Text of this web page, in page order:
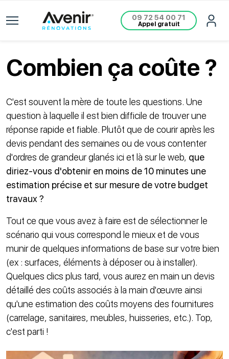
09 72 54 00 71
Appel gratuit
Combien ça coûte ?
C'est souvent la mère de toute les questions. Une
question à laquelle il est bien difficile de trouver une
réponse rapide et fiable. Plutôt que de courir après les
devis pendant des semaines ou de vous contenter
d'ordres de grandeur glanés ici et là sur le web, que
diriez-vous d'obtenir en moins de 10 minutes une
estimation précise et sur mesure de votre budget
travaux ?
Tout ce que vous avez à faire est de sélectionner le
scénario qui vous correspond le mieux et de vous
munir de quelques informations de base sur votre bien
(ex : surfaces, éléments à déposer ou à installer).
Quelques clics plus tard, vous aurez en main un devis
détaillé des coûts associés à la main d'œuvre ainsi
qu'une estimation des coûts moyens des fournitures
(carrelage, sanitaires, meubles, huisseries, etc.). Top,
c'est parti !